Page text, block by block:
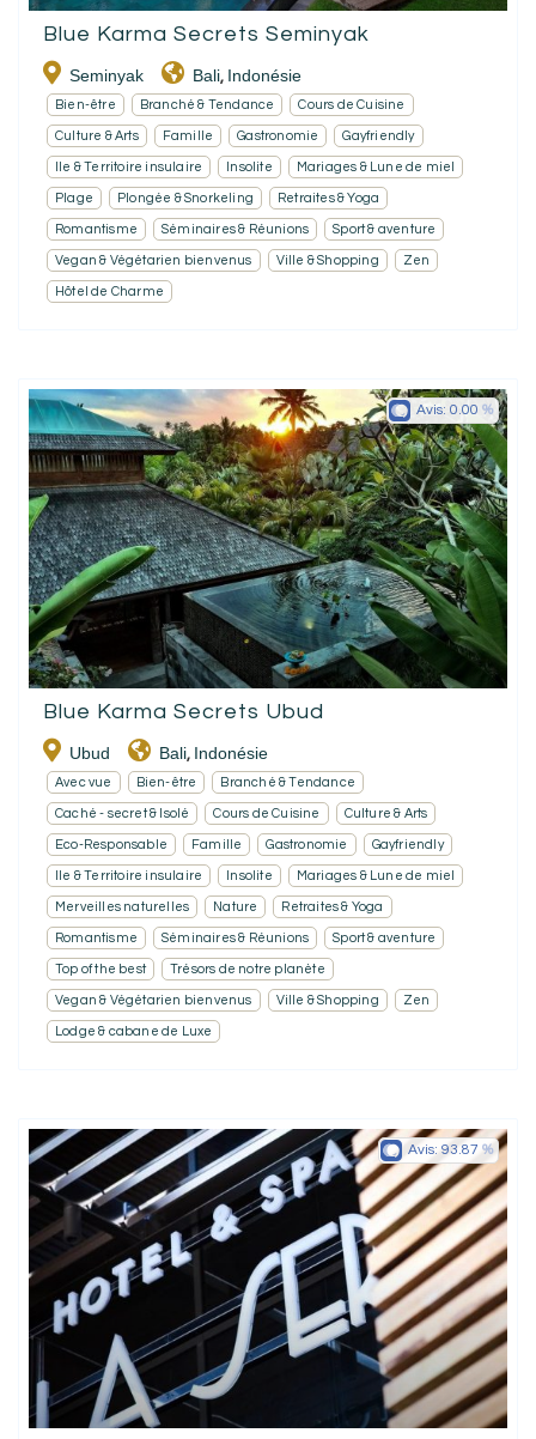
Blue Karma Secrets Seminyak
Seminyak Bali, Indonésie
Bien-être Branché & Tendance Cours de Cuisine
Culture & Arts Famille Gastronomie Gayfriendly
Ile & Territoire insulaire Insolite Mariages & Lune de miel
Plage Plongée & Snorkeling Retraites & Yoga
Romantisme Séminaires & Réunions Sport & aventure
Vegan & Végétarien bienvenus Ville & Shopping Zen
Hôtel de Charme
Blue Karma Secrets Ubud
Ubud Bali, Indonésie
Avis: 0.00
Avec vue Bien-être Branché & Tendance
Caché - secret & Isolé Cours de Cuisine Culture & Arts
Eco-Responsable Famille Gastronomie Gayfriendly
Ile & Territoire insulaire Insolite Mariages & Lune de miel
Merveilles naturelles Nature Retraites & Yoga
Romantisme Séminaires & Réunions Sport & aventure
Top of the best Trésors de notre planète
Vegan & Végétarien bienvenus Ville & Shopping Zen
Lodge & cabane de Luxe
Avis: 93.87